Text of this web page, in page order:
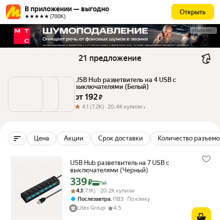
В приложении — выгодно
★★★★★ (700К)
Открыть
РЕКЛАМА
21 предложение
USB Hub разветвитель на 4 USB с
выключателями (Белый)
от 192 ₽
4.1 (7.2K) · 20.4K купили
Цена Акции Срок доставки Количество
USB Hub разветвитель на 7 USB с
выключателями (Черный)
Цена с картой Яндекс Пэй 339 ₽ вместо
339₽ Пэй
Рейтинг товара: 4.1 из 5
Оценок: (7.1K) · 20.2K купили
4.1 (7.1K) · 20.2K купили
Послезавтра, ПВЗ
По клику
Litex Group
4.5